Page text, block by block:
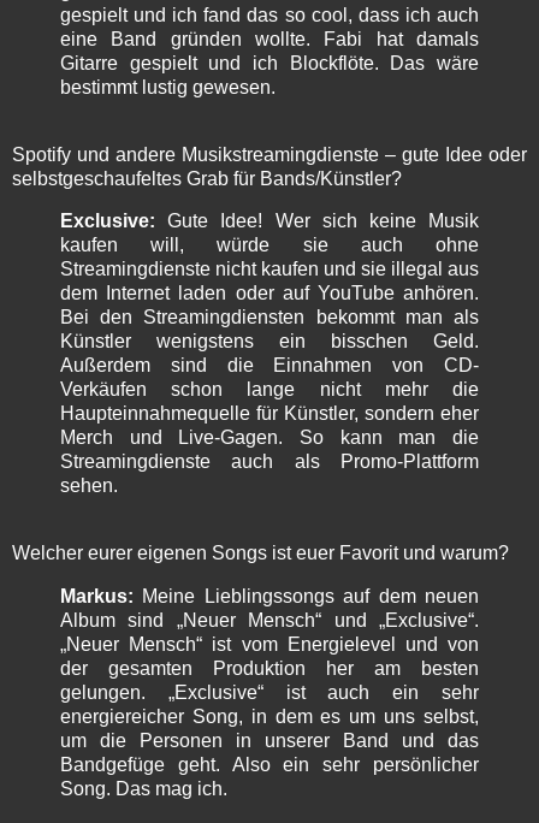
gespielt und ich fand das so cool, dass ich auch
eine Band gründen wollte. Fabi hat damals
Gitarre gespielt und ich Blockflöte. Das wäre
bestimmt lustig gewesen.
Spotify und andere Musikstreamingdienste – gute Idee oder
selbstgeschaufeltes Grab für Bands/Künstler?
Exclusive:Gute Idee! Wer sich keine Musik
kaufen will, würde sie auch ohne
Streamingdienste nicht kaufen und sie illegal aus
dem Internet laden oder auf YouTube anhören.
Bei den Streamingdiensten bekommt man als
Künstler wenigstens ein bisschen Geld.
Außerdem sind die Einnahmen von CD-
Verkäufen schon lange nicht mehr die
Haupteinnahmequelle für Künstler, sondern eher
Merch und Live-Gagen. So kann man die
Streamingdienste auch als Promo-Plattform
sehen.
Welcher eurer eigenen Songs ist euer Favorit und warum?
Markus: Meine Lieblingssongs auf dem neuen
Album sind „Neuer Mensch“ und „Exclusive“.
„Neuer Mensch“ ist vom Energielevel und von
der gesamten Produktion her am besten
gelungen. „Exclusive“ ist auch ein sehr
energiereicher Song, in dem es um uns selbst,
um die Personen in unserer Band und das
Bandgefüge geht. Also ein sehr persönlicher
Song. Das mag ich.